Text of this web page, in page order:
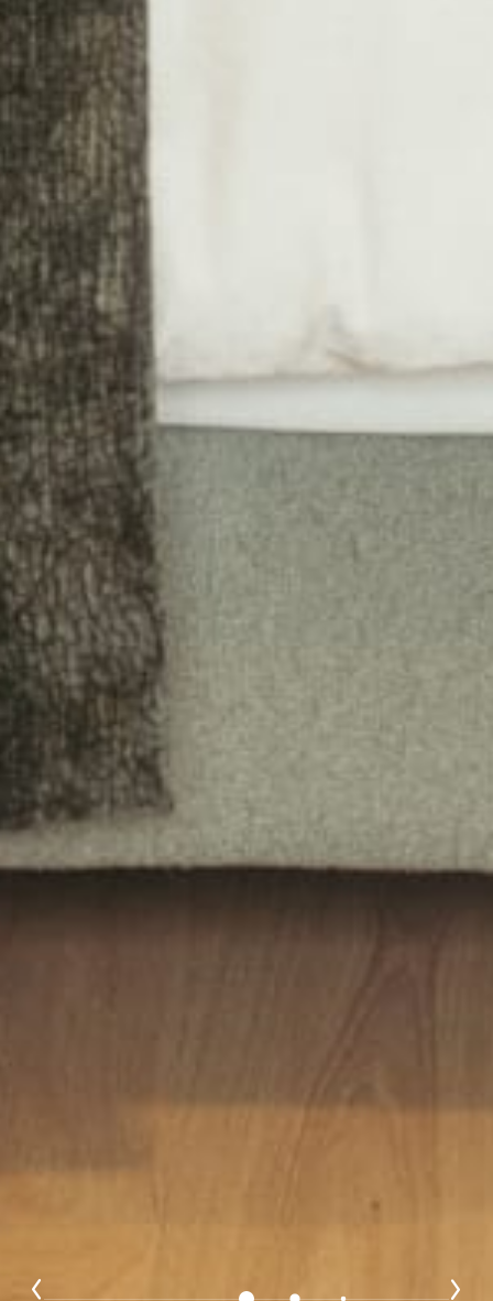
WELLNESS IM NEUEN KIRCHENWIRT SPA